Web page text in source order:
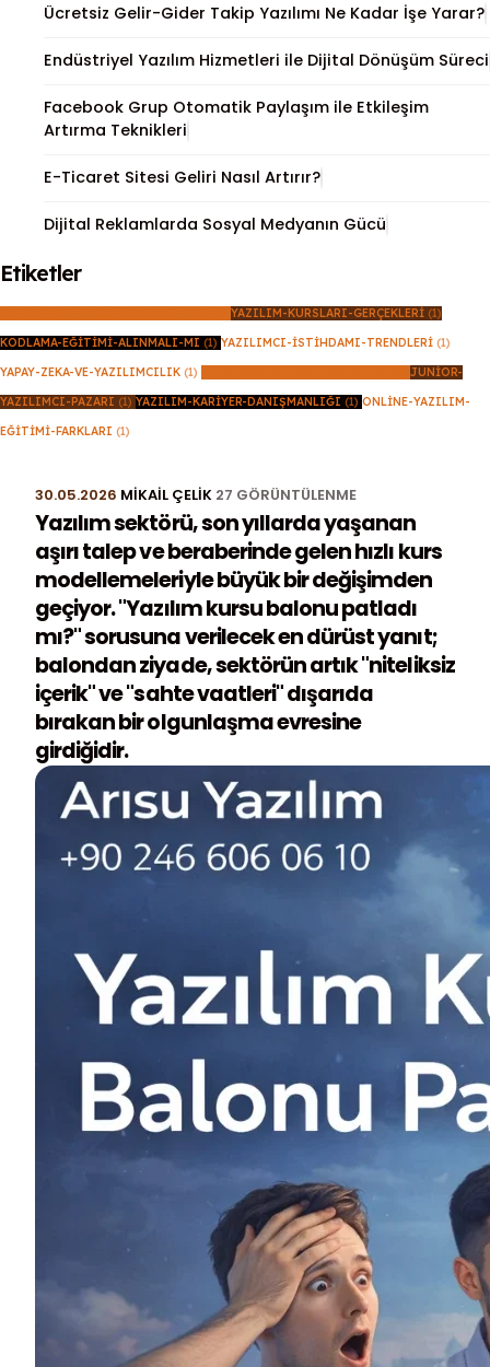
Ücretsiz Gelir-Gider Takip Yazılımı Ne Kadar İşe Yarar?
Endüstriyel Yazılım Hizmetleri ile Dijital Dönüşüm Süreci
Facebook Grup Otomatik Paylaşım ile Etkileşim
Artırma Teknikleri
E-Ticaret Sitesi Geliri Nasıl Artırır?
Dijital Reklamlarda Sosyal Medyanın Gücü
Etiketler
YAZILIM-KURSLARI-GERÇEKLERI (1)
KODLAMA-EĞITIMI-ALINMALI-MI (1) YAZILIMCI-İSTIHDAMI-TRENDLERI (1)
YAPAY-ZEKA-VE-YAZILIMCILIK (1) JUNIOR-
YAZILIMCI-PAZARI (1) YAZILIM-KARIYER-DANIŞMANLIĞI (1) ONLINE-YAZILIM-
EĞITIMI-FARKLARI (1)
30.05.2026 MIKAIL ÇELIK 27 GÖRÜNTÜLENME
Yazılım sektörü, son yıllarda yaşanan
aşırı talep ve beraberinde gelen hızlı kurs
modellemeleriyle büyük bir değişimden
geçiyor. "Yazılım kursu balonu patladı
mı?" sorusuna verilecek en dürüst yanıt;
balondan ziyade, sektörün artık "niteliksiz
içerik" ve "sahte vaatleri" dışarıda
bırakan bir olgunlaşma evresine
girdiğidir.